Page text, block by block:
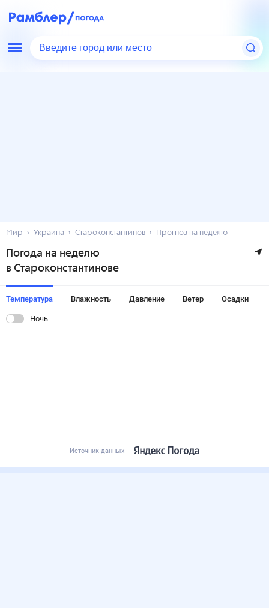
Введите город или место
Мир Украина Староконстантинов Прогноз на неделю
Погода на неделю
в Староконстантинове
Температура Влажность Давление Ветер Осадки
Ночь
Источник данных